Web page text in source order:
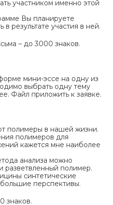
участником именно этой
Вы планируете
в результате участия в ней.
– до 3000 знаков.
мини-эссе на одну из
выбрать одну тему
Файл приложить к заявке.
полимеры в нашей жизни.
полимеров для
кажется мне наиболее
анализа можно
разветвленный полимер.
синтетические
перспективы.
знаков.